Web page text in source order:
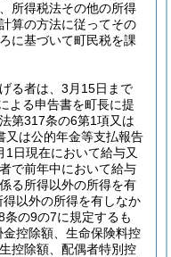
所得税法その他の所得
算の方法に従ってその
に基づいて町民税を課
る者は、3月15日まで
よる申告書を町長に提
第317条の6第1項又は
又は公的年金等支払報告
日現在において給与又
で前年中において給与
る所得以外の所得を有
以外の所得を有しなか
条の9の7に規定するも
金控除額、生命保険料控
控除額、配偶者特別控